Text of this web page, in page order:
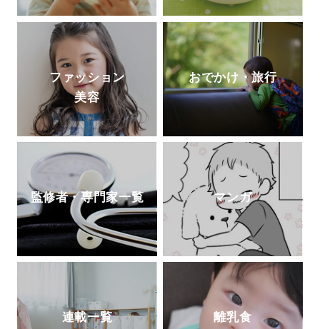
ファッション
美容
おでかけ・旅行
監修者・専門家一覧 マンガ
連載一覧 離乳食